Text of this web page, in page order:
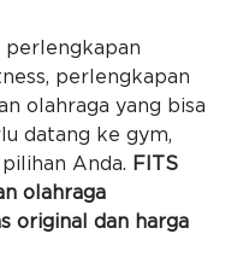
perlengkapan
perlengkapan
olahraga yang bisa
datang ke gym,
Anda. FITS
olahraga
original dan harga